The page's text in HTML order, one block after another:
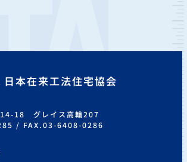
本在来工法住宅協会
14-18 グレイス高輪207
/ FAX.03-6408-0286